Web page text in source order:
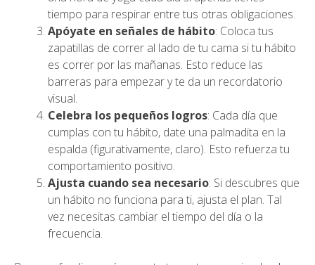
tiempo para respirar entre tus otras obligaciones.
Apóyate en señales de hábito: Coloca tus
zapatillas de correr al lado de tu cama si tu hábito
es correr por las mañanas. Esto reduce las
barreras para empezar y te da un recordatorio
visual.
Celebra los pequeños logros: Cada día que
cumplas con tu hábito, date una palmadita en la
espalda (figurativamente, claro). Esto refuerza tu
comportamiento positivo.
Ajusta cuando sea necesario: Si descubres que
un hábito no funciona para ti, ajusta el plan. Tal
vez necesitas cambiar el tiempo del día o la
frecuencia.